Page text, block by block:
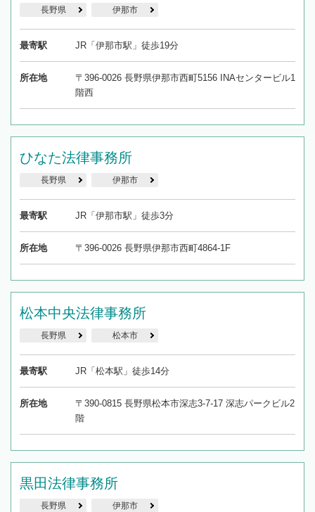
長野県 伊那市
最寄駅 JR「伊那市駅」徒歩19分
所在地
〒396-0026 長野県伊那市西町5156 INAセンタービル1
階西
ひなた法律事務所
長野県 伊那市
最寄駅 JR「伊那市駅」徒歩3分
所在地 〒396-0026 長野県伊那市西町4864-1F
松本中央法律事務所
長野県 松本市
最寄駅 JR「松本駅」徒歩14分
所在地
〒390-0815 長野県松本市深志3-7-17 深志パークビル2
階
黒田法律事務所
長野県 伊那市